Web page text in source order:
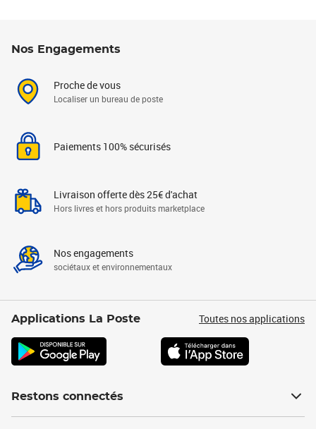
Nos Engagements
Proche de vous
Localiser un bureau de poste
Paiements 100% sécurisés
Livraison offerte dès 25€ d'achat
Hors livres et hors produits marketplace
Nos engagements
sociétaux et environnementaux
Applications La Poste Toutes nos applications
Restons connectés